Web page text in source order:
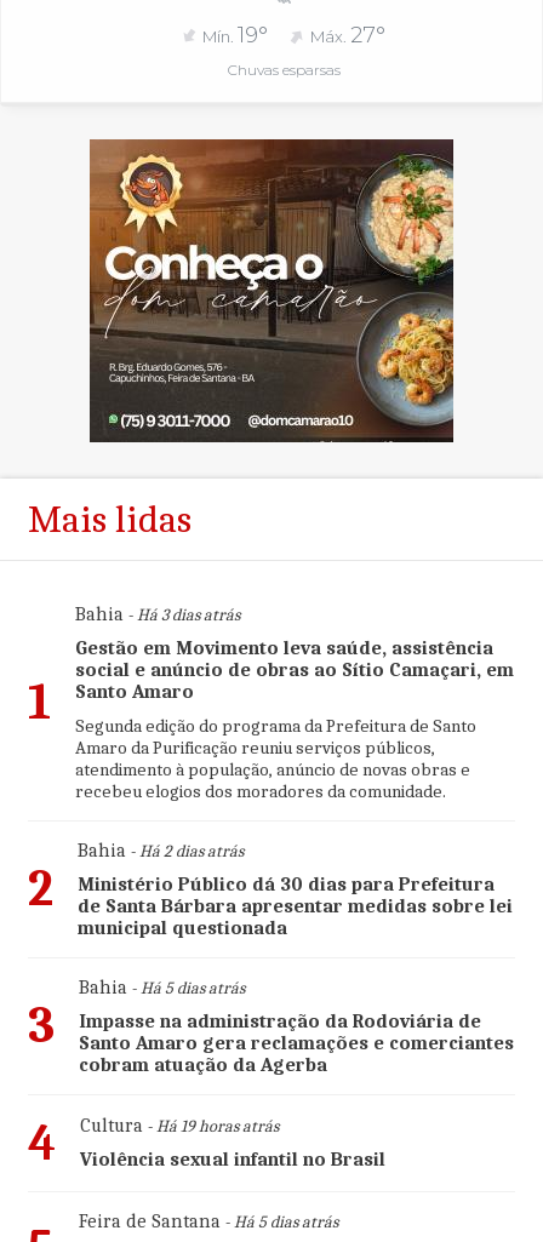
Mín. 19° Máx. 27°
Chuvas esparsas
Mais lidas
1
Bahia- Há 3 dias atrás
Gestão em Movimento leva saúde, assistência
social e anúncio de obras ao Sítio Camaçari, em
Santo Amaro
Segunda edição do programa da Prefeitura de Santo
Amaro da Purificação reuniu serviços públicos,
atendimento à população, anúncio de novas obras e
recebeu elogios dos moradores da comunidade.
2
Bahia- Há 2 dias atrás
Ministério Público dá 30 dias para Prefeitura
de Santa Bárbara apresentar medidas sobre lei
municipal questionada
3
Bahia- Há 5 dias atrás
Impasse na administração da Rodoviária de
Santo Amaro gera reclamações e comerciantes
cobram atuação da Agerba
4 Cultura- Há 19 horas atrás
Violência sexual infantil no Brasil
Feira de Santana- Há 5 dias atrás